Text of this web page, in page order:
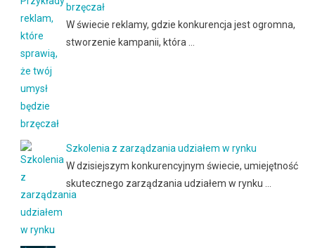
brzęczał
W świecie reklamy, gdzie konkurencja jest ogromna,
stworzenie kampanii, która …
Szkolenia z zarządzania udziałem w rynku
W dzisiejszym konkurencyjnym świecie, umiejętność
skutecznego zarządzania udziałem w rynku …